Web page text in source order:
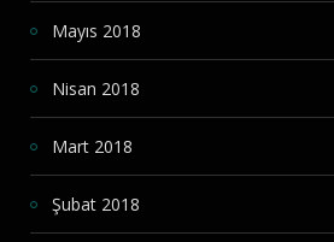
Mayıs 2018
Nisan 2018
Mart 2018
Şubat 2018